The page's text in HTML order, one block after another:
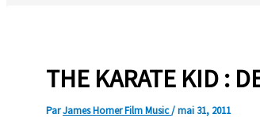
THE KARATE KID :
ParJames Horner Film Music/mai 31, 2011